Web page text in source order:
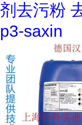
剂去污粉
p3-saxin